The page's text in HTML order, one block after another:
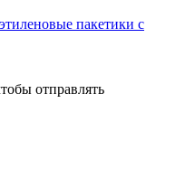
пакетики с
отправлять